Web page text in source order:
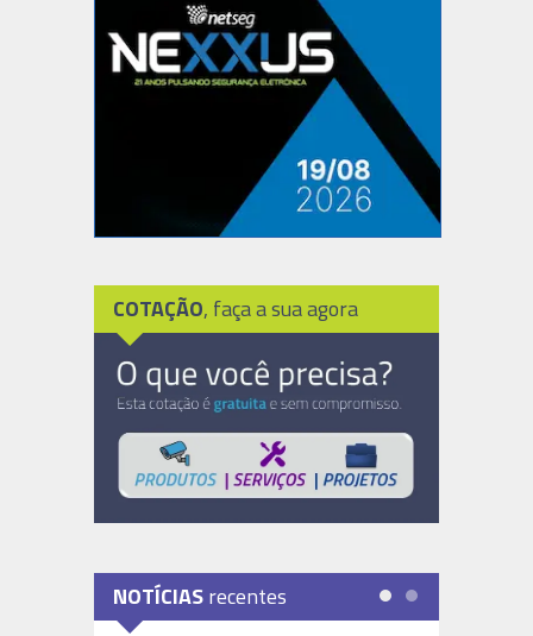
COTAÇÃO, faça a sua agora
NOTÍCIASrecentes